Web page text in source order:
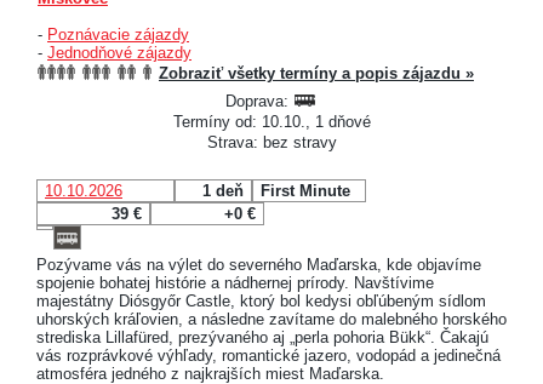
- Poznávacie zájazdy
- Jednodňové zájazdy
Zobraziť všetky termíny a popis zájazdu »
Doprava:
Termíny od: 10.10., 1 dňové
Strava: bez stravy
10.10.2026 1 deň
First Minute
39 €
+0 €
Pozývame vás na výlet do severného Maďarska, kde objavíme
spojenie bohatej histórie a nádhernej prírody. Navštívime
majestátny Diósgyőr Castle, ktorý bol kedysi obľúbeným sídlom
uhorských kráľovien, a následne zavítame do malebného horského
strediska Lillafüred, prezývaného aj „perla pohoria Bükk“. Čakajú
vás rozprávkové výhľady, romantické jazero, vodopád a jedinečná
atmosféra jedného z najkrajších miest Maďarska.